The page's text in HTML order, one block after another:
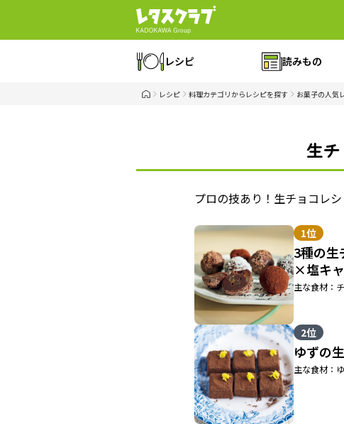
レシピ 読みもの
レシピ 料理カテゴリからレシピを探す お菓子の人気
生
プロの技あり！生チョコレ
1位
3種の
×塩キ
主な食材：
2位
ゆずの
主な食材：